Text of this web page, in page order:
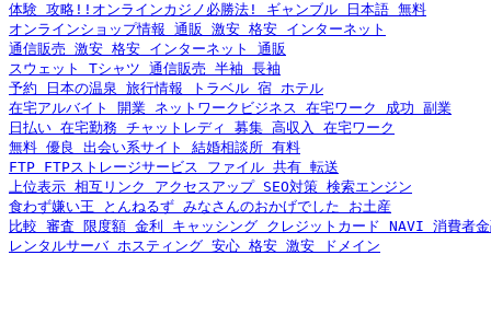
体験 攻略!!オンラインカジノ必勝法! ギャンブル 日本語 無料
オンラインショップ情報 通販 激安 格安 インターネット
通信販売 激安 格安 インターネット 通販
スウェット Tシャツ 通信販売 半袖 長袖
予約 日本の温泉 旅行情報 トラベル 宿 ホテル
在宅アルバイト 開業 ネットワークビジネス 在宅ワーク 成功 副業
日払い 在宅勤務 チャットレディ 募集 高収入 在宅ワーク
無料 優良 出会い系サイト 結婚相談所 有料
FTP FTPストレージサービス ファイル 共有 転送
上位表示 相互リンク アクセスアップ SEO対策 検索エンジン
食わず嫌い王 とんねるず みなさんのおかげでした お土産
比較 審査 限度額 金利 キャッシング クレジットカード NAVI 消費者
レンタルサーバ ホスティング 安心 格安 激安 ドメイン